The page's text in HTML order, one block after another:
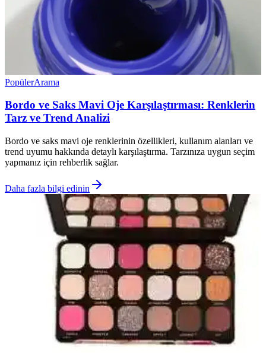
PopülerArama
Bordo ve Saks Mavi Oje Karşılaştırması: Renklerin
Tarz ve Trend Analizi
Bordo ve saks mavi oje renklerinin özellikleri, kullanım alanları ve
trend uyumu hakkında detaylı karşılaştırma. Tarzınıza uygun seçim
yapmanız için rehberlik sağlar.
Daha fazla bilgi edinin